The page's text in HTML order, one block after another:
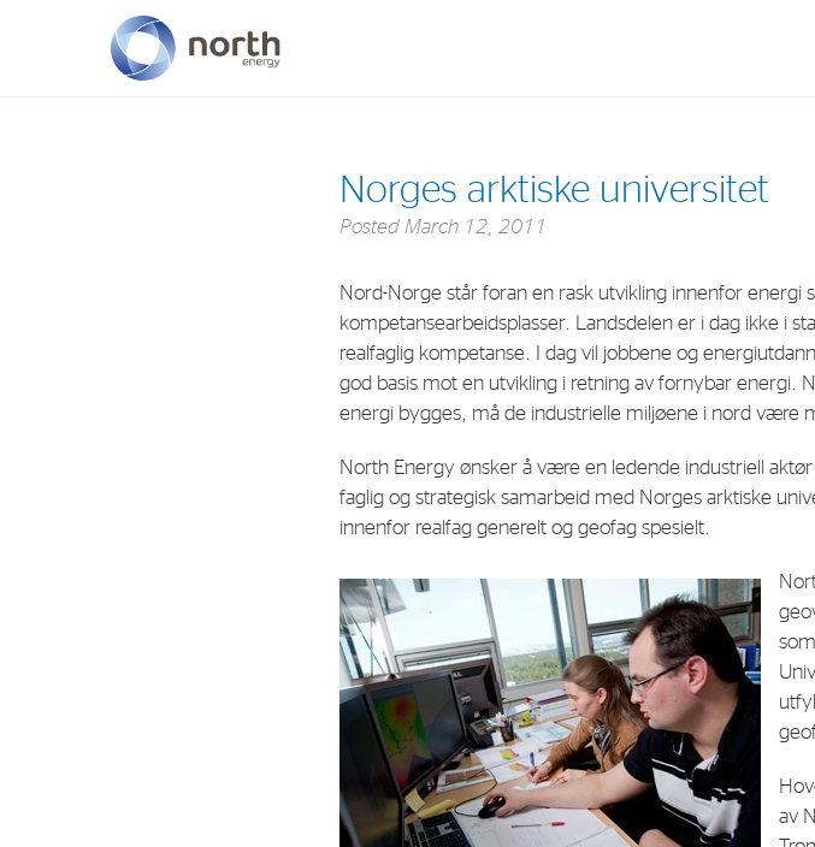
Norges arktiske universitet
Posted March 12, 2011
Nord-Norge står foran en rask utvikling innenfor energi
kompetansearbeidsplasser. Landsdelen er i dag ikke i
realfaglig kompetanse. I dag vil jobbene og
god basis mot en utvikling i retning av fornybar energi.
energi bygges, må de industrielle miljøene i nord være
North Energy ønsker å være en ledende industriell
faglig og strategisk samarbeid med Norges arktiske
innenfor realfag generelt og geofag spesielt.
av
Strategy
Address: Tjuvholmen Allé 19,
E-mail:
Phone: +47 22 01 79 50